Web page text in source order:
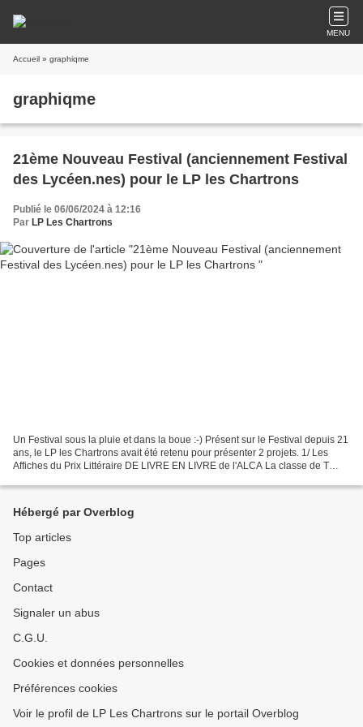
MENU
Accueil » graphiqme
graphiqme
21ème Nouveau Festival (anciennement Festival
des Lycéen.nes) pour le LP les Chartrons
Publié le 06/06/2024 à 12:16
Par LP Les Chartrons
Un Festival sous la pluie et dans la boue :-) Présent sur le Festival depuis 21
ans, le LP les Chartrons avait été retenu pour présenter 2 projets. 1/ Les
Affiches du Prix Littéraire DE LIVRE EN LIVRE de l'ALCA La classe de T
Hébergé par Overblog
Top articles
Pages
Contact
Signaler un abus
C.G.U.
Cookies et données personnelles
Préférences cookies
Voir le profil de LP Les Chartrons sur le portail Overblog